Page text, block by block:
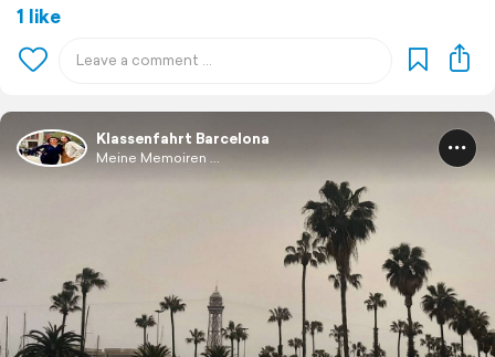
1 like
Klassenfahrt Barcelona
Meine Memoiren ...